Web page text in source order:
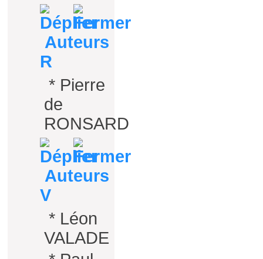
Auteurs
R
* Pierre
de
RONSARD
Auteurs
V
* Léon
VALADE